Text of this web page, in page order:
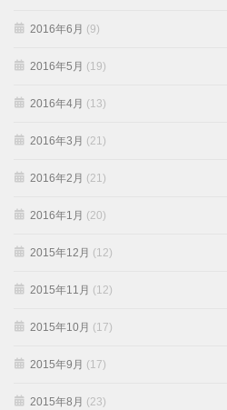
2016年6月 (9)
2016年5月 (19)
2016年4月 (13)
2016年3月 (21)
2016年2月 (21)
2016年1月 (20)
2015年12月 (12)
2015年11月 (12)
2015年10月 (17)
2015年9月 (17)
2015年8月 (23)